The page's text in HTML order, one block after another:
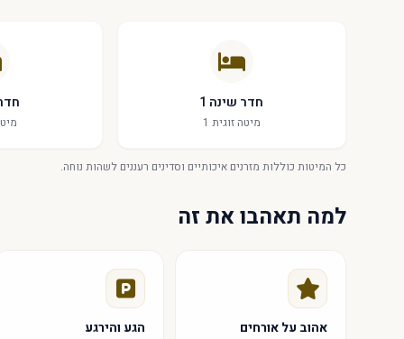
חדר שינה 1
מיטה זוגית 1
כל המיטות כוללות מזרנים איכותיים וסדינים רעננים לשהות נוחה.
למה תאהבו את זה
אהוב על אורחים הגע והירגע